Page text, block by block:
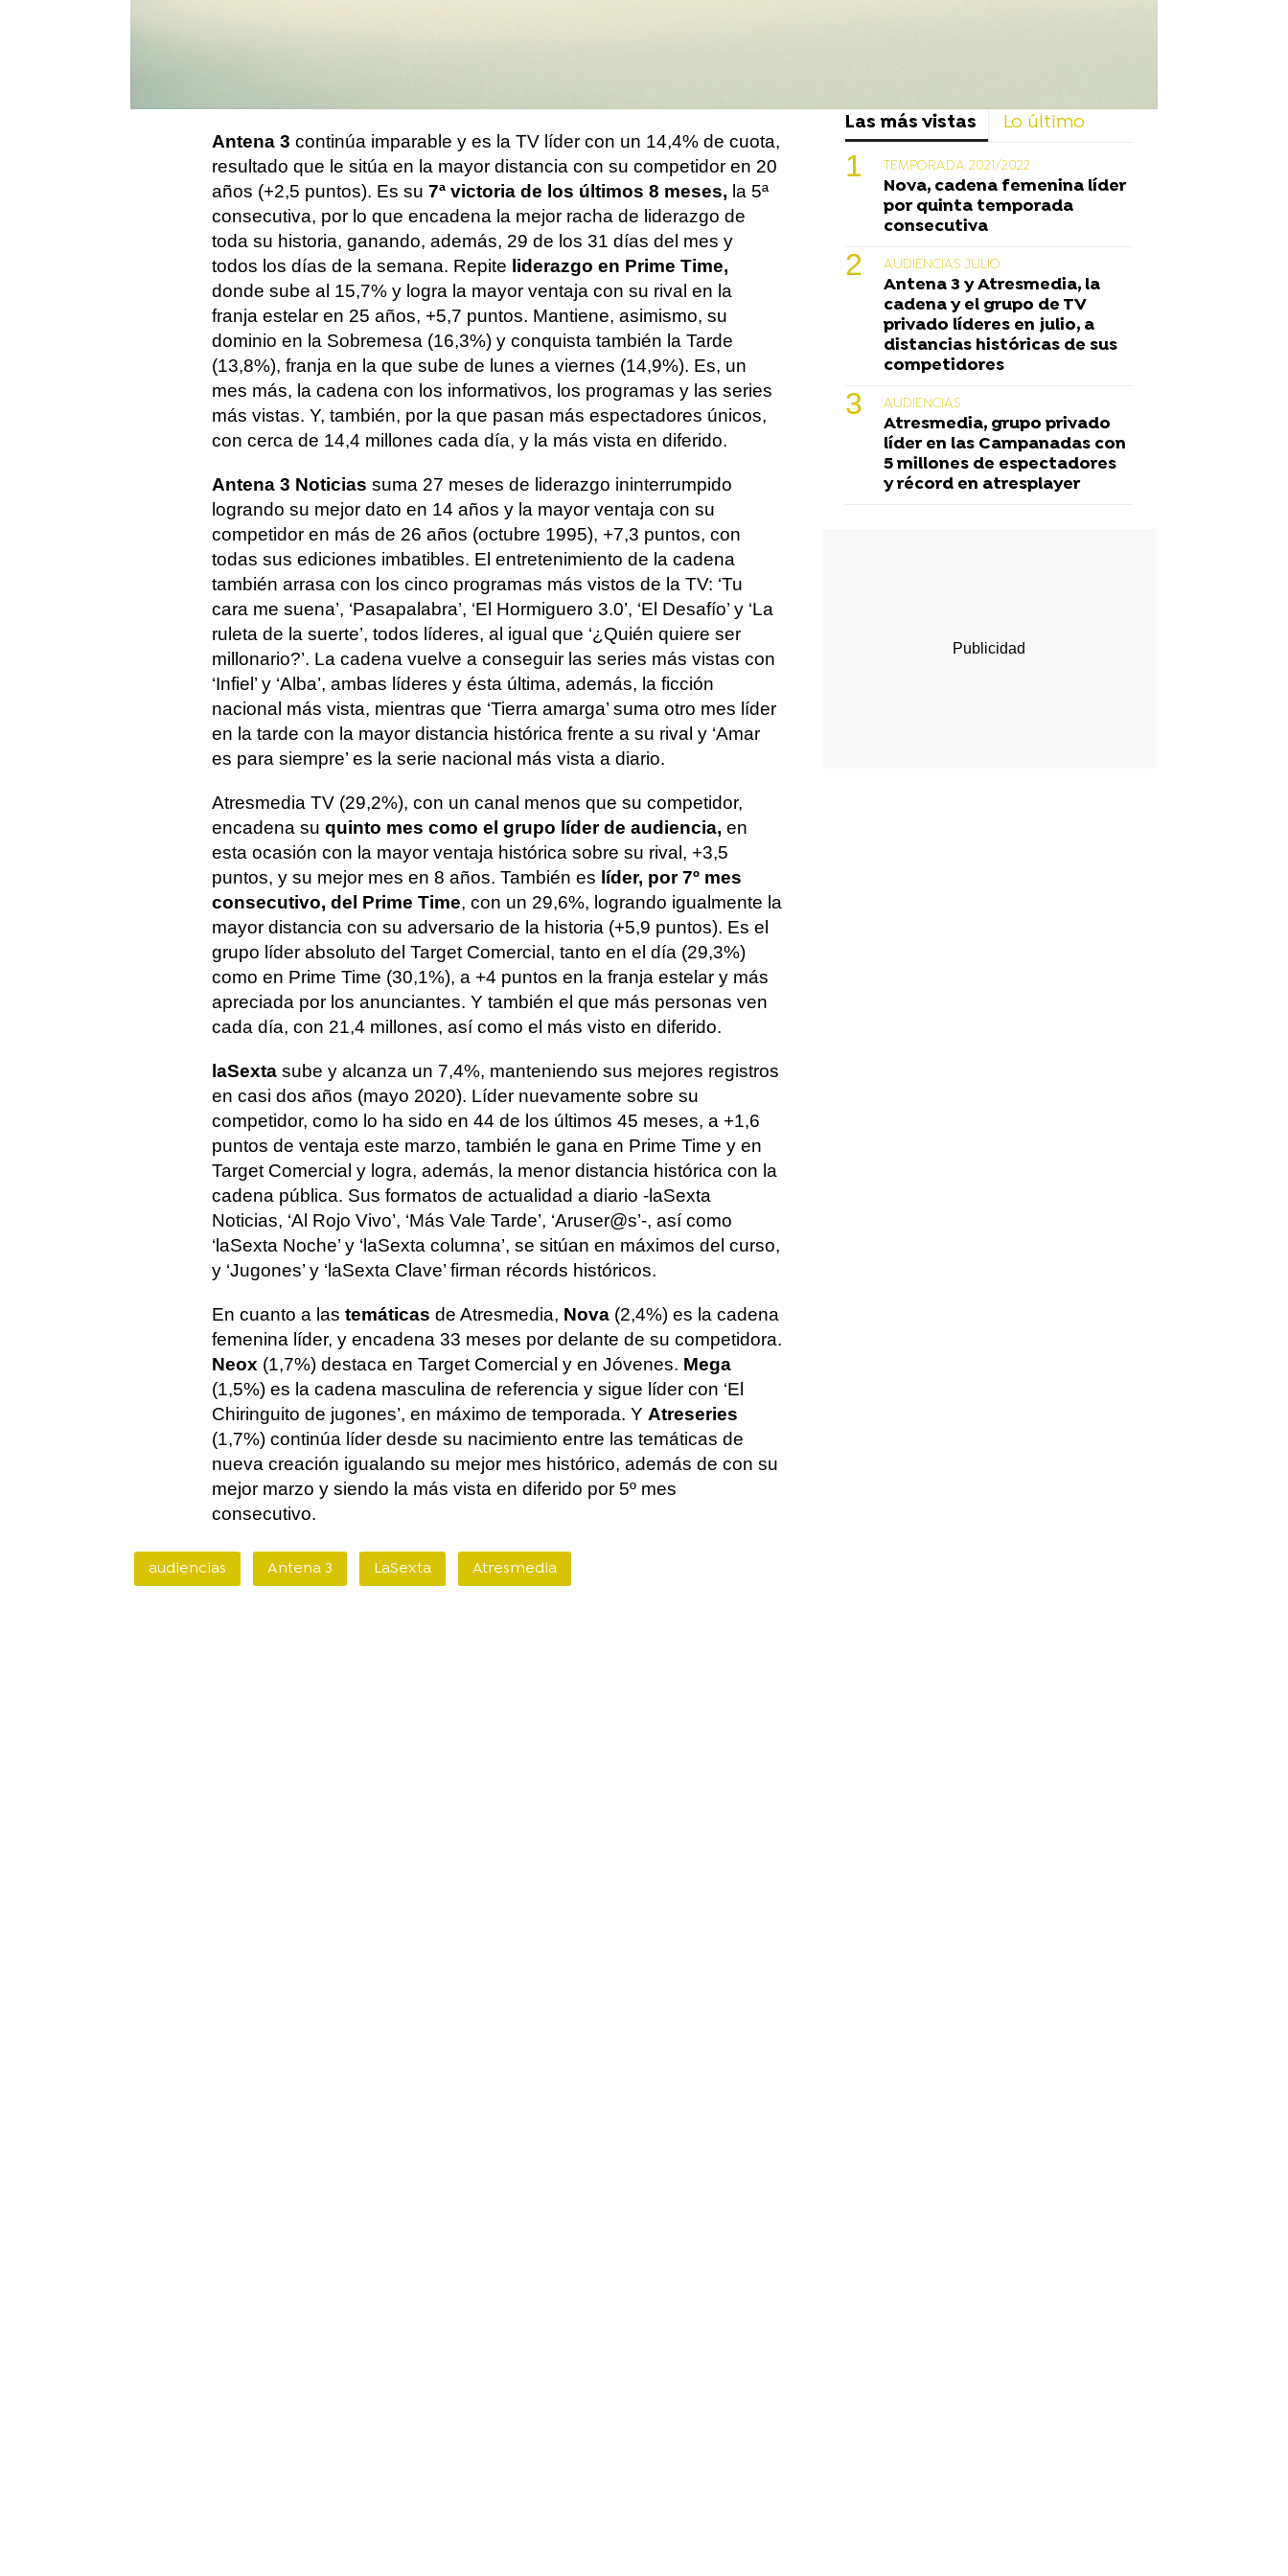
Antena 3 continúa imparable y es la TV líder con un 14,4% de cuota,
resultado que le sitúa en la mayor distancia con su competidor en 20
años (+2,5 puntos). Es su 7ª victoria de los últimos 8 meses, la 5ª
consecutiva, por lo que encadena la mejor racha de liderazgo de
toda su historia, ganando, además, 29 de los 31 días del mes y
todos los días de la semana. Repite liderazgo en Prime Time,
donde sube al 15,7% y logra la mayor ventaja con su rival en la
franja estelar en 25 años, +5,7 puntos. Mantiene, asimismo, su
dominio en la Sobremesa (16,3%) y conquista también la Tarde
(13,8%), franja en la que sube de lunes a viernes (14,9%). Es, un
mes más, la cadena con los informativos, los programas y las series
más vistas. Y, también, por la que pasan más espectadores únicos,
con cerca de 14,4 millones cada día, y la más vista en diferido.
Antena 3 Noticias suma 27 meses de liderazgo ininterrumpido
logrando su mejor dato en 14 años y la mayor ventaja con su
competidor en más de 26 años (octubre 1995), +7,3 puntos, con
todas sus ediciones imbatibles. El entretenimiento de la cadena
también arrasa con los cinco programas más vistos de la TV: ‘Tu
cara me suena’, ‘Pasapalabra’, ‘El Hormiguero 3.0’, ‘El Desafío’ y ‘La
ruleta de la suerte’, todos líderes, al igual que ‘¿Quién quiere ser
millonario?’. La cadena vuelve a conseguir las series más vistas con
‘Infiel’ y ‘Alba’, ambas líderes y ésta última, además, la ficción
nacional más vista, mientras que ‘Tierra amarga’ suma otro mes líder
en la tarde con la mayor distancia histórica frente a su rival y ‘Amar
es para siempre’ es la serie nacional más vista a diario.
Atresmedia TV (29,2%), con un canal menos que su competidor,
encadena su quinto mes como el grupo líder de audiencia, en
esta ocasión con la mayor ventaja histórica sobre su rival, +3,5
puntos, y su mejor mes en 8 años. También es líder, por 7º mes
consecutivo, del Prime Time, con un 29,6%, logrando igualmente la
mayor distancia con su adversario de la historia (+5,9 puntos). Es el
grupo líder absoluto del Target Comercial, tanto en el día (29,3%)
como en Prime Time (30,1%), a +4 puntos en la franja estelar y más
apreciada por los anunciantes. Y también el que más personas ven
cada día, con 21,4 millones, así como el más visto en diferido.
laSexta sube y alcanza un 7,4%, manteniendo sus mejores registros
en casi dos años (mayo 2020). Líder nuevamente sobre su
competidor, como lo ha sido en 44 de los últimos 45 meses, a +1,6
puntos de ventaja este marzo, también le gana en Prime Time y en
Target Comercial y logra, además, la menor distancia histórica con la
cadena pública. Sus formatos de actualidad a diario -laSexta
Noticias, ‘Al Rojo Vivo’, ‘Más Vale Tarde’, ‘Aruser@s’-, así como
‘laSexta Noche’ y ‘laSexta columna’, se sitúan en máximos del curso,
y ‘Jugones’ y ‘laSexta Clave’ firman récords históricos.
En cuanto a las temáticas de Atresmedia, Nova (2,4%) es la cadena
femenina líder, y encadena 33 meses por delante de su competidora.
Neox (1,7%) destaca en Target Comercial y en Jóvenes. Mega
(1,5%) es la cadena masculina de referencia y sigue líder con ‘El
Chiringuito de jugones’, en máximo de temporada. Y Atreseries
(1,7%) continúa líder desde su nacimiento entre las temáticas de
nueva creación igualando su mejor mes histórico, además de con su
mejor marzo y siendo la más vista en diferido por 5º mes
consecutivo.
audiencias Antena 3 LaSexta Atresmedia
Las más vistas Lo último
TEMPORADA 2021/2022
Nova, cadena femenina líder
por quinta temporada
consecutiva
AUDIENCIAS JULIO
Antena 3 y Atresmedia, la
cadena y el grupo de TV
privado líderes en julio, a
distancias históricas de sus
competidores
AUDIENCIAS
Atresmedia, grupo privado
líder en las Campanadas con
5 millones de espectadores
y récord en atresplayer